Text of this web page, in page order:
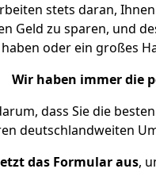
stets daran, Ihnen
Geld zu sparen, und
oder ein großes
Wir haben immer die
dass Sie die
deutschlandweiten
das Formular aus,